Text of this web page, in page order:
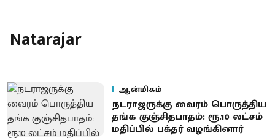
Natarajar
ஆன்மிகம்
நடராஜருக்கு வைரம் பொருத்திய
தங்க குஞ்சிதபாதம்: ரூ.10 லட்சம்
மதிப்பில் பக்தர் வழங்கினார்